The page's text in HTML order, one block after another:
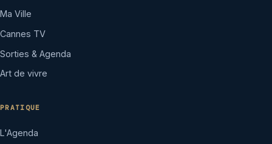
Ma Ville
Cannes TV
Sorties & Agenda
Art de vivre
PRATIQUE
L'Agenda